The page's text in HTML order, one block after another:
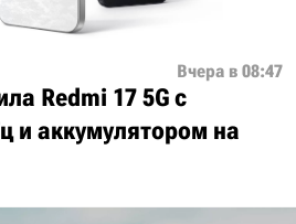
Вчера в 08:47
Redmi 17 5G с
и аккумулятором на